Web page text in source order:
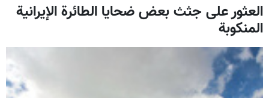
العثور على جثث بعض ضحايا الطائرة الإيرانية
المنكوبة